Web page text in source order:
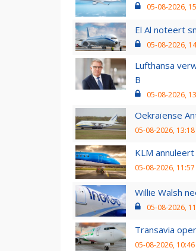
05-08-2026,
El Al noteert
05-08-2026,
Lufthansa
B
05-08-2026,
Oekraïense
05-08-2026, 13:18
KLM
05-08-2026, 11:57
Willie Walsh
05-08-2026,
Transavia
05-08-2026, 10:46